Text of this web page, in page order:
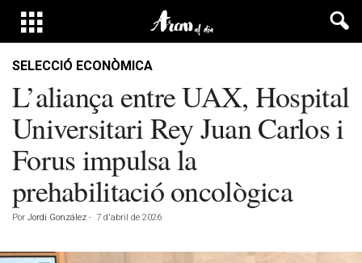
SELECCIÓ ECONÒMICA
L’aliança entre UAX, Hospital
Universitari Rey Juan Carlos i
Forus impulsa la
prehabilitació oncològica
Por Jordi González - 7 d'abril de 2026